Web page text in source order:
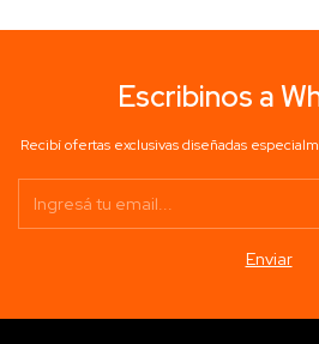
Escribinos a
Recibí ofertas exclusivas diseñadas